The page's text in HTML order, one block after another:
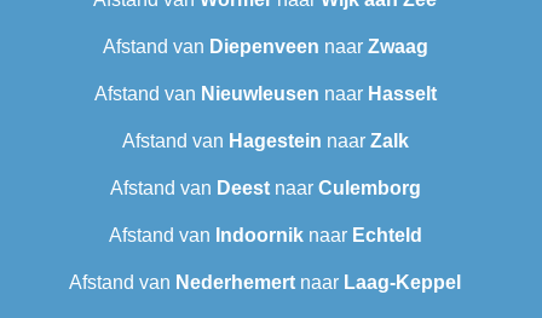
Afstand van Diepenveen naar Zwaag
Afstand van Nieuwleusen naar Hasselt
Afstand van Hagestein naar Zalk
Afstand van Deestnaar Culemborg
Afstand van Indoorniknaar Echteld
Afstand van Nederhemert naar Laag-Keppel